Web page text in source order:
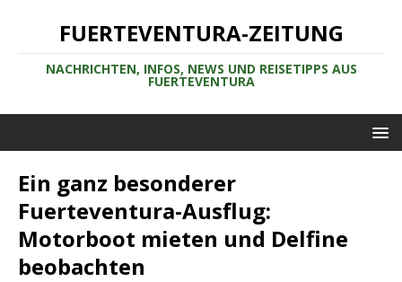
FUERTEVENTURA-ZEITUNG
NACHRICHTEN, INFOS, NEWS UND REISETIPPS AUS
FUERTEVENTURA
Ein ganz besonderer
Fuerteventura-Ausflug:
Motorboot mieten und Delfine
beobachten